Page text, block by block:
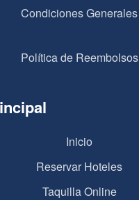
Condiciones Generales
Política de Reembolsos
Inicio
Reservar Hoteles
Taquilla Online